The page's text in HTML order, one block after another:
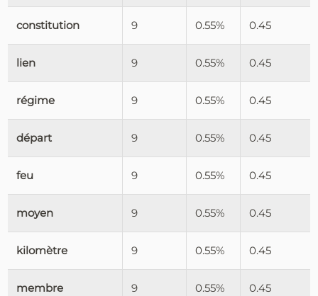
constitution 9 0.55% 0.45
lien 9 0.55% 0.45
régime 9 0.55% 0.45
départ 9 0.55% 0.45
feu 9 0.55% 0.45
moyen 9 0.55% 0.45
kilomètre 9 0.55% 0.45
membre 9 0.55% 0.45